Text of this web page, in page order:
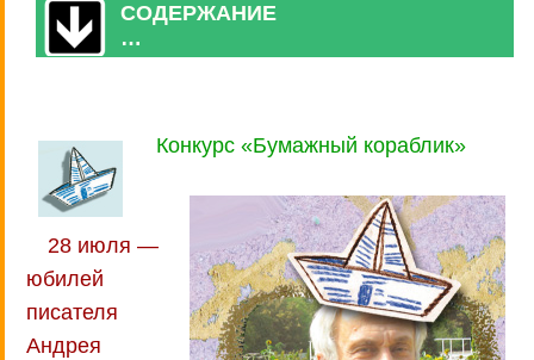
СОДЕРЖАНИЕ
…
Конкурс «Бумажный кораблик»
28 июля —
юбилей
писателя
Андрея